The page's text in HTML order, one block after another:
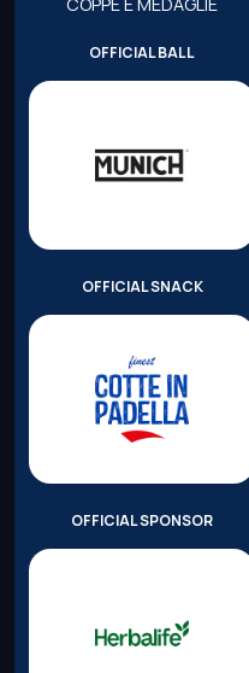
OFFICIAL BALL
OFFICIAL SNACK
OFFICIAL SPONSOR